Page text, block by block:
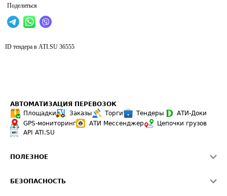
Поделиться
ID тендера в ATI.SU 36555
АВТОМАТИЗАЦИЯ ПЕРЕВОЗОК
Площадки
Заказы Торги Тендеры
АТИ-Доки
GPS-мониторинг
АТИ Мессенджер
Цепочки грузов
API ATI.SU
ПОЛЕЗНОЕ
БЕЗОПАСНОСТЬ